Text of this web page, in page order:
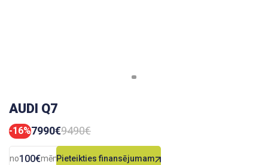
AUDI Q7
-16%7990€9490€
no100€mēn.Pieteikties finansējumam